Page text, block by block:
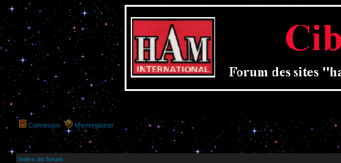
Connexion M’enregistrer
Index du forum